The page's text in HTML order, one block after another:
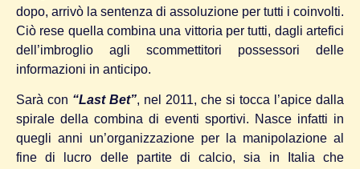
dopo, arrivò la sentenza di assoluzione per tutti i coinvolti.
Ciò rese quella combina una vittoria per tutti, dagli artefici
dell’imbroglio agli scommettitori possessori delle
informazioni in anticipo.
Sarà con “Last Bet”, nel 2011, che si tocca l’apice dalla
spirale della combina di eventi sportivi. Nasce infatti in
quegli anni un’organizzazione per la manipolazione al
fine di lucro delle partite di calcio, sia in Italia che